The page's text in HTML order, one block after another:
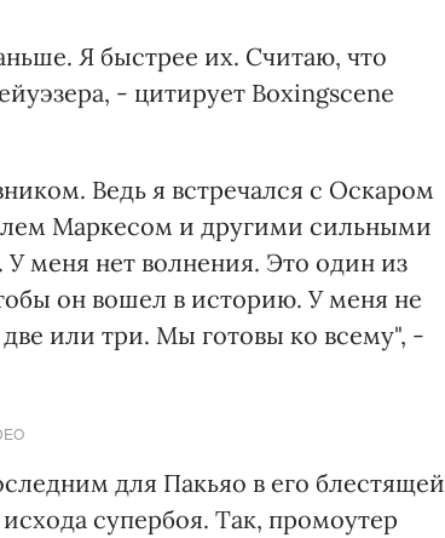
Я быстрее их. Считаю, что
- цитирует Boxingscene
Ведь я встречался с Оскаром
Маркесом и другими сильными
меня нет волнения. Это один из
он вошел в историю. У меня не
или три. Мы готовы ко всему", -
для Пакьяо в его блестящей
супербоя. Так, промоутер